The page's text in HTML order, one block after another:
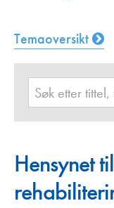
Temaoversikt
Hensynet